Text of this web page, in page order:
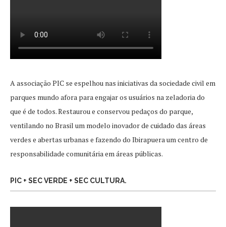
A associação PIC se espelhou nas iniciativas da sociedade civil em
parques mundo afora para engajar os usuários na zeladoria do
que é de todos. Restaurou e conservou pedaços do parque,
ventilando no Brasil um modelo inovador de cuidado das áreas
verdes e abertas urbanas e fazendo do Ibirapuera um centro de
responsabilidade comunitária em áreas públicas.
PIC + SEC VERDE + SEC CULTURA.